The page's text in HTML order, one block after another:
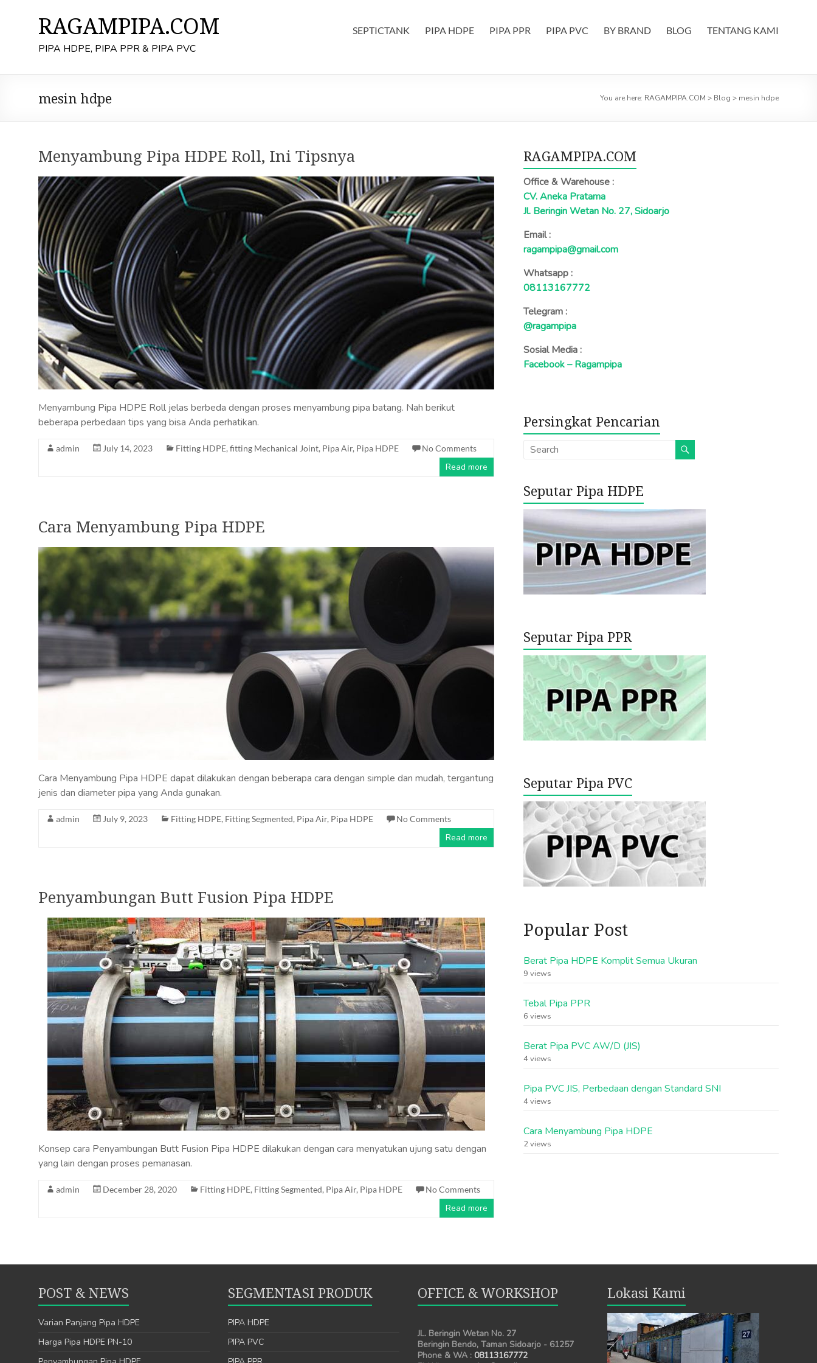
RAGAMPIPA.COM
PIPA HDPE, PIPA PPR & PIPA PVC
SEPTICTANK PIPA HDPE PIPA PPR PIPA PVC BY BRAND BLOG TENTANG KAMI
mesin hdpe You are here: RAGAMPIPA.COM > Blog > mesin hdpe
Menyambung Pipa HDPE Roll, Ini Tipsnya
Menyambung Pipa HDPE Roll jelas berbeda dengan proses menyambung pipa batang. Nah berikut
beberapa perbedaan tips yang bisa Anda perhatikan.
admin July 14, 2023 Fitting HDPE, fitting Mechanical Joint, Pipa Air, Pipa HDPE No Comments
Read more
Cara Menyambung Pipa HDPE
Cara Menyambung Pipa HDPE dapat dilakukan dengan beberapa cara dengan simple dan mudah, tergantung
jenis dan diameter pipa yang Anda gunakan.
admin July 9, 2023 Fitting HDPE, Fitting Segmented, Pipa Air, Pipa HDPE No Comments
Read more
Penyambungan Butt Fusion Pipa HDPE
Konsep cara Penyambungan Butt Fusion Pipa HDPE dilakukan dengan cara menyatukan ujung satu dengan
yang lain dengan proses pemanasan.
admin December 28, 2020 Fitting HDPE, Fitting Segmented, Pipa Air, Pipa HDPE No Comments
Read more
RAGAMPIPA.COM
Office & Warehouse :
CV. Aneka Pratama
Jl. Beringin Wetan No. 27, Sidoarjo
Email :
ragampipa@gmail.com
Whatsapp :
08113167772
Telegram :
@ragampipa
Sosial Media :
Facebook – Ragampipa
Persingkat Pencarian
Seputar Pipa HDPE
Seputar Pipa PPR
Seputar Pipa PVC
Popular Post
Berat Pipa HDPE Komplit Semua Ukuran
9 views
Tebal Pipa PPR
6 views
Berat Pipa PVC AW/D (JIS)
4 views
Pipa PVC JIS, Perbedaan dengan Standard SNI
4 views
Cara Menyambung Pipa HDPE
2 views
POST & NEWS
Varian Panjang Pipa HDPE
Harga Pipa HDPE PN-10
SEGMENTASI PRODUK
PIPA HDPE
PIPA PVC
OFFICE & WORKSHOP
JL. Beringin Wetan No. 27
Beringin Bendo, Taman Sidoarjo - 61257
Phone & WA : 08113167772
Lokasi Kami